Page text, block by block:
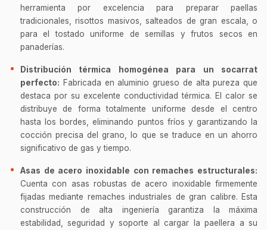
herramienta por excelencia para preparar paellas
tradicionales, risottos masivos, salteados de gran escala, o
para el tostado uniforme de semillas y frutos secos en
panaderías.
Distribución térmica homogénea para un socarrat
perfecto: Fabricada en aluminio grueso de alta pureza que
destaca por su excelente conductividad térmica. El calor se
distribuye de forma totalmente uniforme desde el centro
hasta los bordes, eliminando puntos fríos y garantizando la
cocción precisa del grano, lo que se traduce en un ahorro
significativo de gas y tiempo.
Asas de acero inoxidable con remaches estructurales:
Cuenta con asas robustas de acero inoxidable firmemente
fijadas mediante remaches industriales de gran calibre. Esta
construcción de alta ingeniería garantiza la máxima
estabilidad, seguridad y soporte al cargar la paellera a su